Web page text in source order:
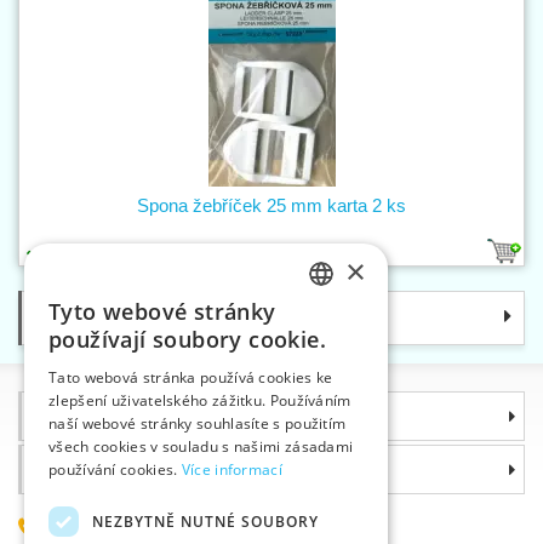
Spona žebříček 25 mm karta 2 ks
Kategorie
Informace
Proč si zvolit právě nás
585 051 217
ENGLISH
GERMAN
×
Tyto webové stránky
používají soubory cookie.
Tato webová stránka používá cookies ke
zlepšení uživatelského zážitku. Používáním
naší webové stránky souhlasíte s použitím
všech cookies v souladu s našimi zásadami
používání cookies. Více informací
NEZBYTNĚ NUTNÉ SOUBORY